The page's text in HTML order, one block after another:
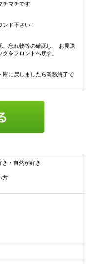
チマチです
ド下さい！
、忘れ物等の確認し、 お見送
をフロントへ戻す。
庫に戻しましたら業務終了で
き・自然が好き
方